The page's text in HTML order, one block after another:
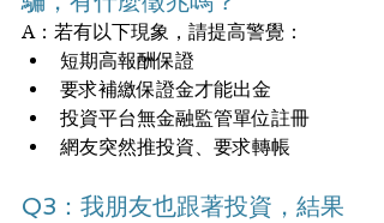
A：若有以下現象，請提高警覺：
短期高報酬保證
要求補繳保證金才能出金
投資平台無金融監管單位註冊
網友突然推投資、要求轉帳
Q3：我朋友也跟著投資，結果